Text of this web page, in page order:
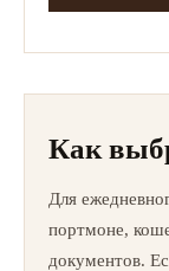
Как
Для
портмоне,
документов.